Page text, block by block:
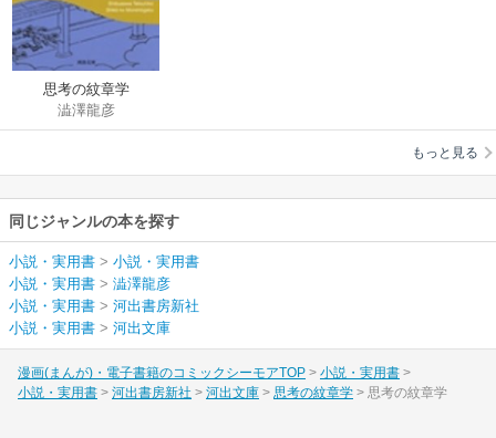
思考の紋章学
澁澤龍彦
もっと見る
同じジャンルの本を探す
小説・実用書 > 小説・実用書
小説・実用書 > 澁澤龍彦
小説・実用書 > 河出書房新社
小説・実用書 > 河出文庫
漫画(まんが)・電子書籍のコミックシーモアTOP
小説・実用書
小説・実用書
河出書房新社 河出文庫 思考の紋章学 思考の紋章学